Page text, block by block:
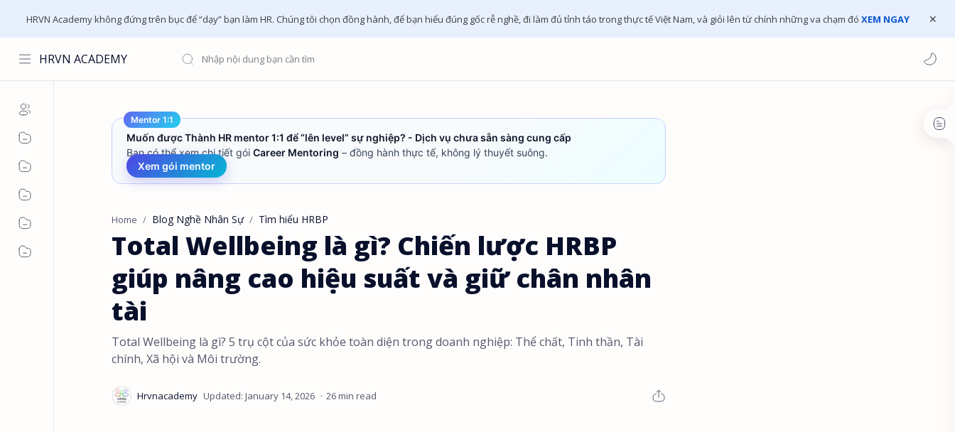
HRVN Academy không đứng trên bục để “dạy” bạn làm HR. Chúng tôi chọn đồng hành, để bạn hiểu đúng gốc rễ nghề, đi làm đủ tỉnh táo trong thực tế Việt Nam, và giỏi lên từ chính những va chạm đó XEM NGAY
HRVN ACADEMY
Mentor 1:1
Muốn được Thành HR mentor 1:1 để “lên level” sự nghiệp? - Dịch vụ chưa sẵn sàng cung cấp
Bạn có thể xem chi tiết gói Career Mentoring – đồng hành thực tế, không lý thuyết suông.
Xem gói mentor
Home Blog Nghề Nhân Sự Tìm hiểu HRBP
Total Wellbeing là gì? Chiến lược HRBP
giúp nâng cao hiệu suất và giữ chân nhân
tài
Total Wellbeing là gì? 5 trụ cột của sức khỏe toàn diện trong doanh nghiệp: Thể chất, Tinh thần, Tài
chính, Xã hội và Môi trường.
26 min read